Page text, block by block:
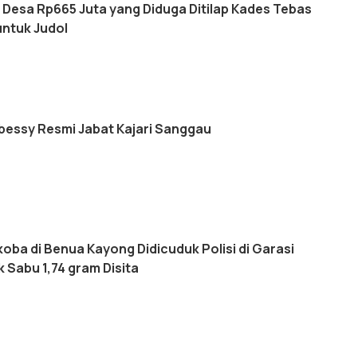
Rp665 Juta yang Diduga Ditilap Kades Tebas
Judol
Resmi Jabat Kajari Sanggau
di Benua Kayong Didicuduk Polisi di Garasi
Sabu 1,74 gram Disita